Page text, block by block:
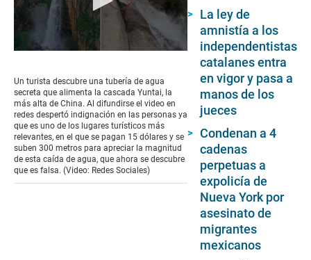
of
12
seconds
Un turista descubre una tubería de agua
secreta que alimenta la cascada Yuntai, la
más alta de China. Al difundirse el video en
redes despertó indignación en las personas ya
que es uno de los lugares turísticos más
relevantes, en el que se pagan 15 dólares y se
suben 300 metros para apreciar la magnitud
de esta caída de agua, que ahora se descubre
que es falsa. (Video: Redes Sociales)
La ley de
amnistía a los
independentistas
catalanes entra
en vigor y pasa a
manos de los
jueces
Condenan a 4
cadenas
perpetuas a
expolicía de
Nueva York por
asesinato de
migrantes
mexicanos